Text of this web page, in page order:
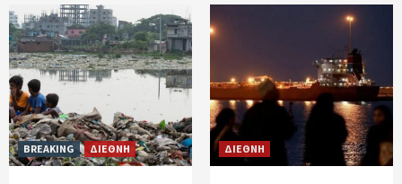
BREAKING ΔΙΕΘΝΗ ΔΙΕΘΝΗ